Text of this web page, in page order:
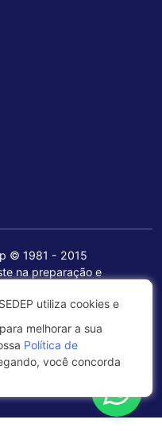
© 1981 - 2015
na preparação e
de tecnologia de
de serviços voltados
informações seguras e
utiliza cookies e
melhorar a sua
Política de
você concorda